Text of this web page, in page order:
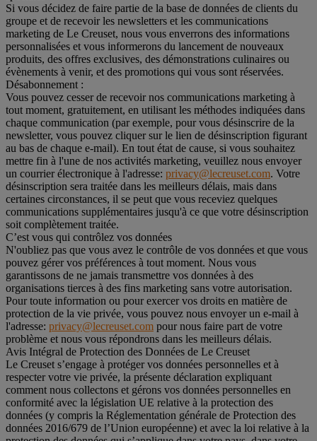
Si vous décidez de faire partie de la base de données de clients du
groupe et de recevoir les newsletters et les communications
marketing de Le Creuset, nous vous enverrons des informations
personnalisées et vous informerons du lancement de nouveaux
produits, des offres exclusives, des démonstrations culinaires ou
évènements à venir, et des promotions qui vous sont réservées.
Désabonnement :
Vous pouvez cesser de recevoir nos communications marketing à
tout moment, gratuitement, en utilisant les méthodes indiquées dans
chaque communication (par exemple, pour vous désinscrire de la
newsletter, vous pouvez cliquer sur le lien de désinscription figurant
au bas de chaque e-mail). En tout état de cause, si vous souhaitez
mettre fin à l'une de nos activités marketing, veuillez nous envoyer
un courrier électronique à l'adresse: privacy@lecreuset.com. Votre
désinscription sera traitée dans les meilleurs délais, mais dans
certaines circonstances, il se peut que vous receviez quelques
communications supplémentaires jusqu'à ce que votre désinscription
soit complètement traitée.
C’est vous qui contrôlez vos données
N'oubliez pas que vous avez le contrôle de vos données et que vous
pouvez gérer vos préférences à tout moment. Nous vous
garantissons de ne jamais transmettre vos données à des
organisations tierces à des fins marketing sans votre autorisation.
Pour toute information ou pour exercer vos droits en matière de
protection de la vie privée, vous pouvez nous envoyer un e-mail à
l'adresse: privacy@lecreuset.com pour nous faire part de votre
problème et nous vous répondrons dans les meilleurs délais.
Avis Intégral de Protection des Données de Le Creuset
Le Creuset s’engage à protéger vos données personnelles et à
respecter votre vie privée, la présente déclaration expliquant
comment nous collectons et gérons vos données personnelles en
conformité avec la législation UE relative à la protection des
données (y compris la Réglementation générale de Protection des
données 2016/679 de l’Union européenne) et avec la loi relative à la